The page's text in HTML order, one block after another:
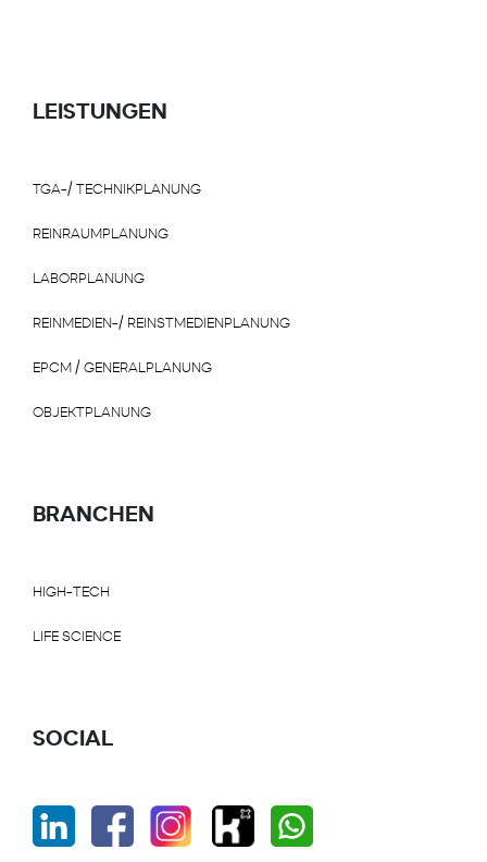
LEISTUNGEN
TGA-/ TECHNIKPLANUNG
REINRAUMPLANUNG
LABORPLANUNG
REINMEDIEN-/ REINSTMEDIENPLANUNG
EPCM / GENERALPLANUNG
OBJEKTPLANUNG
BRANCHEN
HIGH-TECH
LIFE SCIENCE
SOCIAL